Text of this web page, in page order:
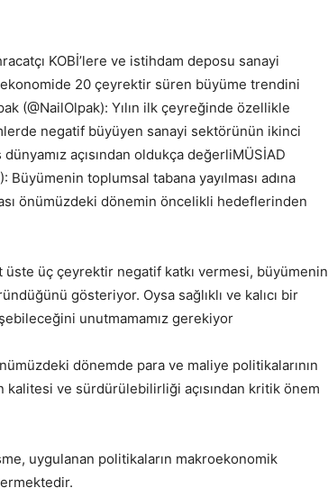
KOBİ’lere ve istihdam deposu sanayi
20 çeyrektir süren büyüme trendini
(@NailOlpak): Yılın ilk çeyreğinde özellikle
negatif büyüyen sanayi sektörünün ikinci
açısından oldukça değerliMÜSİAD
Büyümenin toplumsal tabana yayılması adına
önümüzdeki dönemin öncelikli hedeflerinden
üste üç çeyrektir negatif katkı vermesi, büyümenin
gösteriyor. Oysa sağlıklı ve kalıcı bir
unutmamamız gerekiyor
dönemde para ve maliye politikalarının
ve sürdürülebilirliği açısından kritik önem
uygulanan politikaların makroekonomik